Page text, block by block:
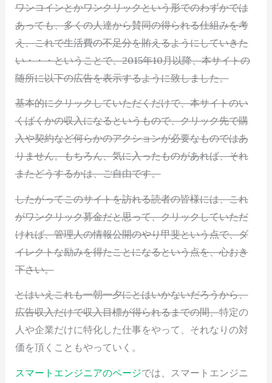
ワンコインとかワンクリックという形でのわずかでは
あっても、多くの人達から賛同の得られる仕組みを考
え、これで生活費の不足分を賄えるようにしていきた
い・・・ということで、2015年10月以降、本サイトの
随所に以下の広告を表示するように致しました。
基本的にクリックしていただくだけで、本サイトのい
くばくかの収入になるというもので、クリック先で購
入や契約など何らかのアクションが必要なものではあ
りません。もちろん、気に入ったものがあれば、それ
またどうするかは、ご自由です。
したがってこのサイトを訪れる読者の皆様には、これ
がワンクリック募金だと思って、クリックしていただ
ければ、管理人の情報公開のやり甲斐という点で、ダ
イレクトな励みを得たことになるという点を、心おき
下さい。
とはいえこれも一朝一夕にとはいかないだろうから、
広告収入だけで収入目標が得られるまでの間、特定の
人や企業だけに特化した仕事をやって、それなりの対
価を頂くこともやっていく。
スマートエンジニアのページでは、スマートエンジニ